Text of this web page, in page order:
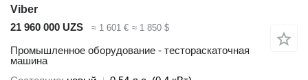
Viber
21 960 000 UZS
≈ 1 601 € ≈ 1 850 $
Промышленное оборудование - тестораскаточная
машина